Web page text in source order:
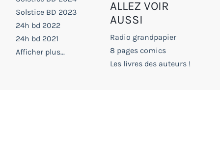
Solstice BD 2023
24h bd 2022
24h bd 2021
Afficher plus...
ALLEZ VOIR
AUSSI
Radio grandpapier
8 pages comics
Les livres des auteurs !